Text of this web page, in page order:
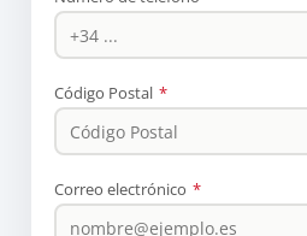
Código Postal *
Correo electrónico *